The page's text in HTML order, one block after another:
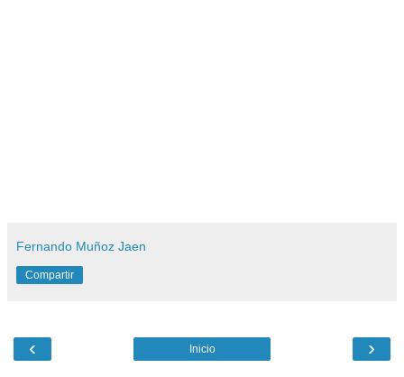
Fernando Muñoz Jaen
Compartir
‹ ›
Inicio